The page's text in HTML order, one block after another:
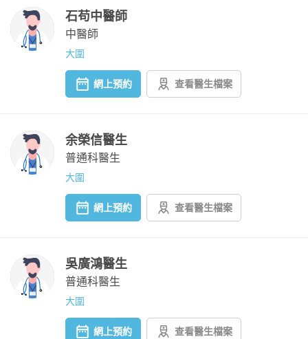
石苟中醫師
中醫師
大圍
網上預約 查看醫生檔案
余榮信醫生
普通科醫生
大圍
網上預約 查看醫生檔案
吳廣鴻醫生
普通科醫生
大圍
網上預約 查看醫生檔案